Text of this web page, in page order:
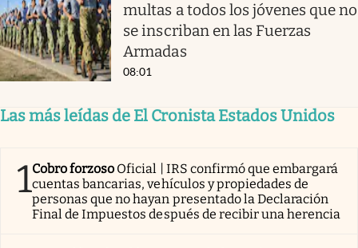
multas a todos los jóvenes que no
se inscriban en las Fuerzas
Armadas
08:01
Las más leídas de El Cronista Estados Unidos
1Cobro forzoso Oficial | IRS confirmó que embargará
cuentas bancarias, vehículos y propiedades de
personas que no hayan presentado la Declaración
Final de Impuestos después de recibir una herencia